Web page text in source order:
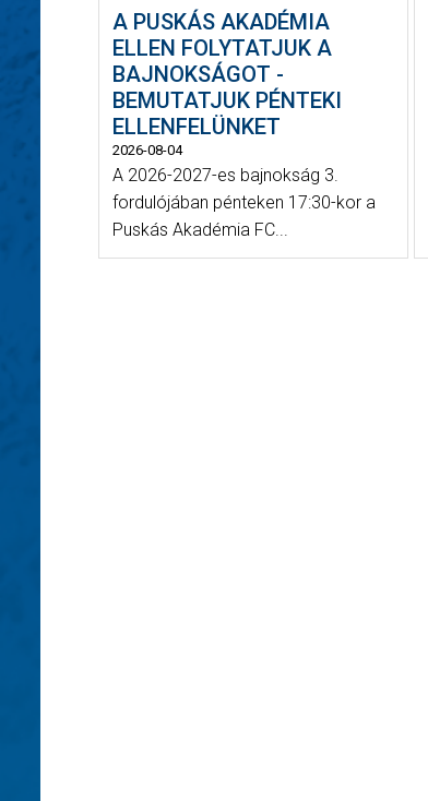
A PUSKÁS AKADÉMIA
ELLEN FOLYTATJUK A
BAJNOKSÁGOT -
BEMUTATJUK PÉNTEKI
ELLENFELÜNKET
2026-08-04
A 2026-2027-es bajnokság 3.
fordulójában pénteken 17:30-kor a
Puskás Akadémia FC...